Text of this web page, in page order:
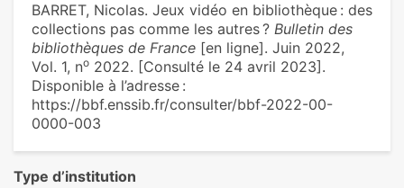
BARRET, Nicolas. Jeux vidéo en bibliothèque : des
collections pas comme les autres ? Bulletin des
bibliothèques de France [en ligne]. Juin 2022,
Vol. 1, no 2022. [Consulté le 24 avril 2023].
Disponible à l’adresse :
https://bbf.enssib.fr/consulter/bbf-2022-00-
0000-003
Type d’institution